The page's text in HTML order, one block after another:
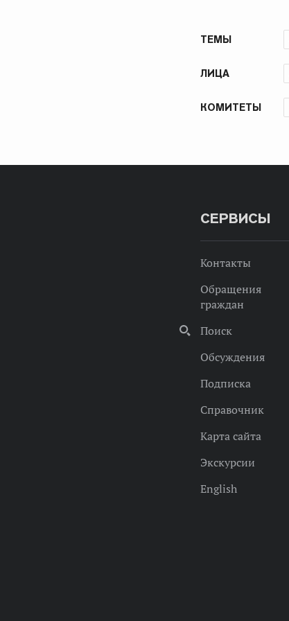
ТЕМЫ
ЛИЦА
КОМИТЕТЫ
СЕРВИСЫ
Контакты
Обращения
граждан
Поиск
Обсуждения
Подписка
Справочник
Карта сайта
Экскурсии
English